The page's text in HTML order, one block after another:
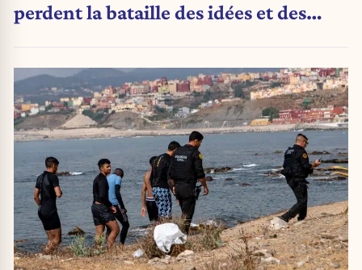
perdent la bataille des idées et des